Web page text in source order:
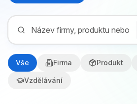
Vše Firma Produkt
Vzdělávání